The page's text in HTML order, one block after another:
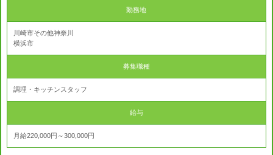
勤務地
川崎市その他神奈川
横浜市
募集職種
調理・キッチンスタッフ
給与
月給220,000円～300,000円